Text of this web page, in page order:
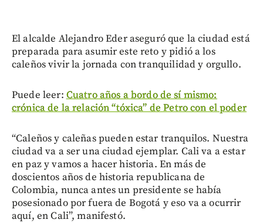
El alcalde Alejandro Eder aseguró que la ciudad está
preparada para asumir este reto y pidió a los
caleños vivir la jornada con tranquilidad y orgullo.
Puede leer: Cuatro años a bordo de sí mismo:
crónica de la relación “tóxica” de Petro con el poder
“Caleños y caleñas pueden estar tranquilos. Nuestra
ciudad va a ser una ciudad ejemplar. Cali va a estar
en paz y vamos a hacer historia. En más de
doscientos años de historia republicana de
Colombia, nunca antes un presidente se había
posesionado por fuera de Bogotá y eso va a ocurrir
aquí, en Cali”, manifestó.